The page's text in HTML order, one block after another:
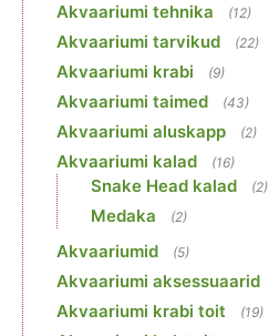
Akvaariumi tehnika (12)
Akvaariumi tarvikud (22)
Akvaariumi krabi (9)
Akvaariumi taimed (43)
Akvaariumi aluskapp (2)
Akvaariumi kalad (16)
Snake Head kalad (2)
Medaka (2)
Akvaariumid (5)
Akvaariumi aksessuaarid
Akvaariumi krabi toit (19)